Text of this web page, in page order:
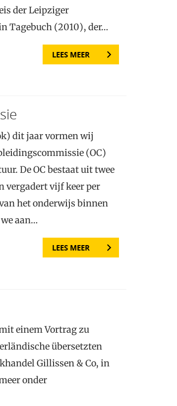
der Leipziger
Tagebuch (2010), der…
LEES MEER
dit jaar vormen wij
(OC)
De OC bestaat uit twee
vergadert vijf keer per
het onderwijs binnen
aan…
LEES MEER
einem Vortrag zu
übersetzten
Gillissen & Co, in
onder